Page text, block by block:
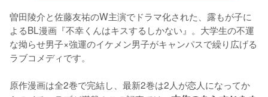
曽田陵介と佐藤友祐のW主演でドラマ化された、露もが子に
よるBL漫画『不幸くんはキスするしかない』。大学生の不運
な拗らせ男子×強運のイケメン男子がキャンパスで繰り広げる
ラブコメディです。
原作漫画は全2巻で完結し、最新2巻は2人が恋人になってか